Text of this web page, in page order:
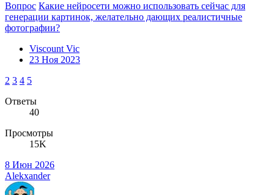
Вопрос Какие нейросети можно использовать сейчас для
генерации картинок, желательно дающих реалистичные
фотографии?
Viscount Vic
23 Ноя 2023
2 3 4 5
Ответы
40
Просмотры
15K
8 Июн 2026
Alekxander